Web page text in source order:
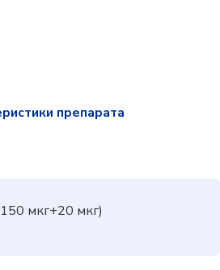
препарата
мкг+20 мкг)